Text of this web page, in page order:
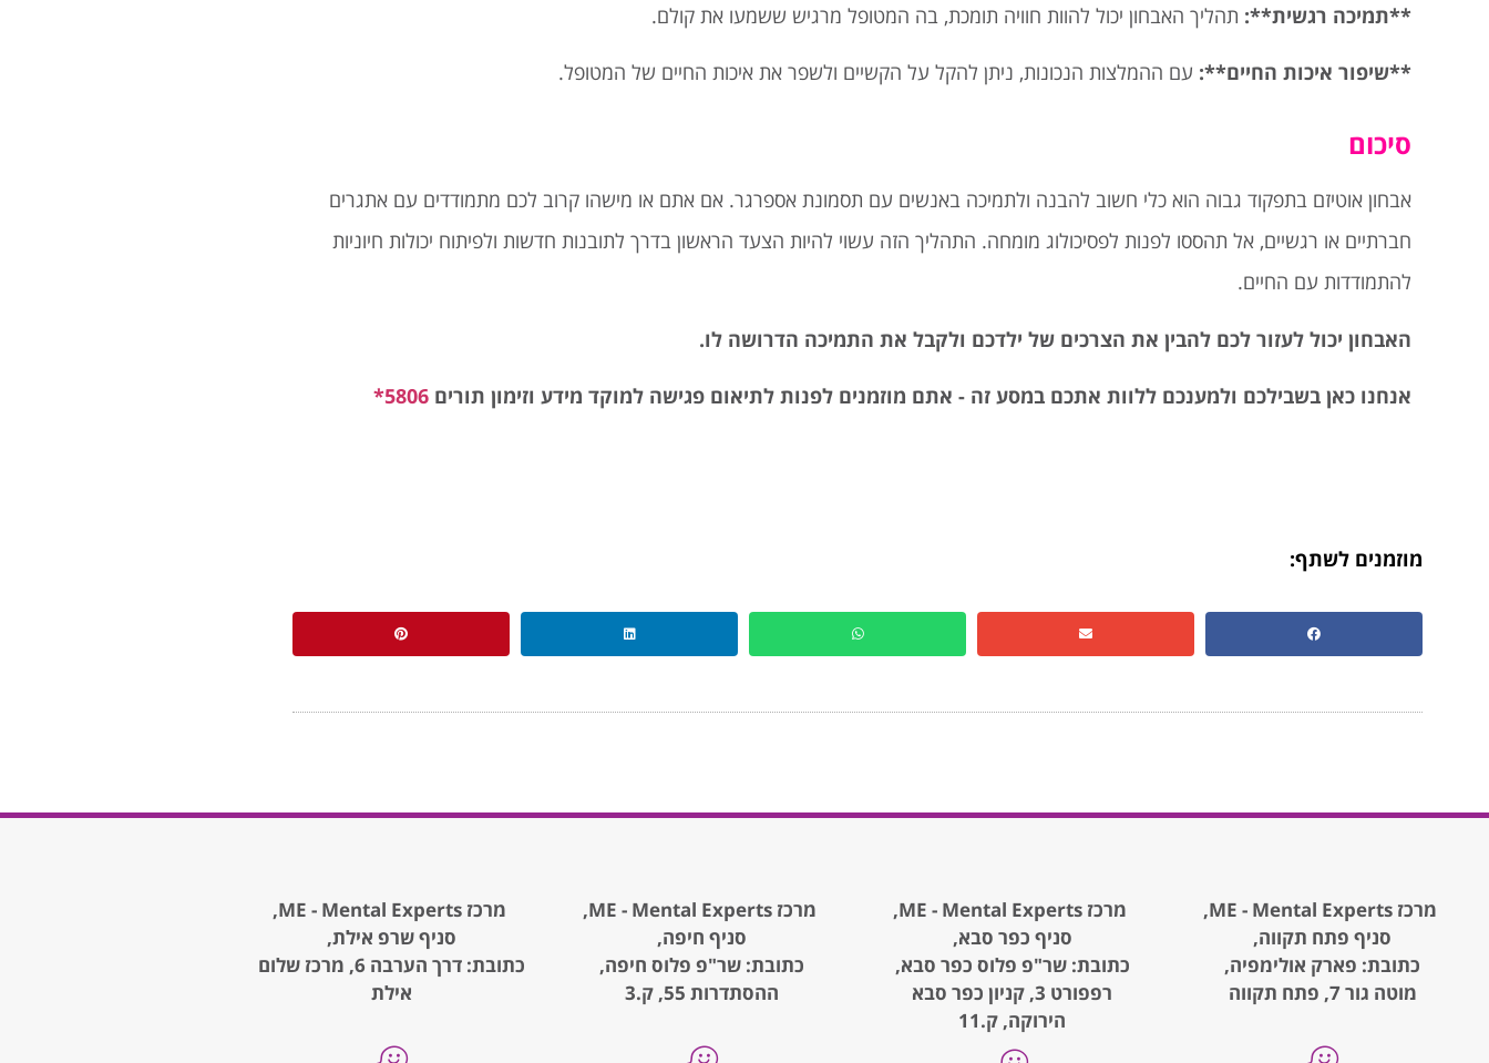
**תמיכה רגשית**: תהליך האבחון יכול להוות חוויה תומכת, בה המטופל מרגיש ששמעו את קולם.
**שיפור איכות החיים**: עם ההמלצות הנכונות, ניתן להקל על הקשיים ולשפר את איכות החיים של המטופל.
סיכום
אבחון אוטיזם בתפקוד גבוה הוא כלי חשוב להבנה ולתמיכה באנשים עם תסמונת אספרגר. אם אתם או מישהו קרוב לכם מתמודדים עם אתגרים
חברתיים או רגשיים, אל תהססו לפנות לפסיכולוג מומחה. התהליך הזה עשוי להיות הצעד הראשון בדרך לתובנות חדשות ולפיתוח יכולות חיוניות
להתמודדות עם החיים.
האבחון יכול לעזור לכם להבין את הצרכים של ילדכם ולקבל את התמיכה הדרושה לו.
אנחנו כאן בשבילכם ולמענכם ללוות אתכם במסע זה - אתם מוזמנים לפנות לתיאום פגישה למוקד מידע וזימון תורים 5806*
מוזמנים לשתף:
מרכז ME - Mental Experts,
סניף פתח תקווה,
כתובת: פארק אולימפיה,
מוטה גור 7, פתח תקווה
מרכז ME - Mental Experts,
סניף כפר סבא,
כתובת: שר"פ פלוס כפר סבא,
רפפורט 3, קניון כפר סבא
הירוקה, ק.11
מרכז ME - Mental Experts,
סניף חיפה,
כתובת: שר"פ פלוס חיפה,
ההסתדרות 55, ק.3
מרכז ME - Mental Experts,
סניף שרפ אילת,
כתובת: דרך הערבה 6, מרכז שלום
אילת